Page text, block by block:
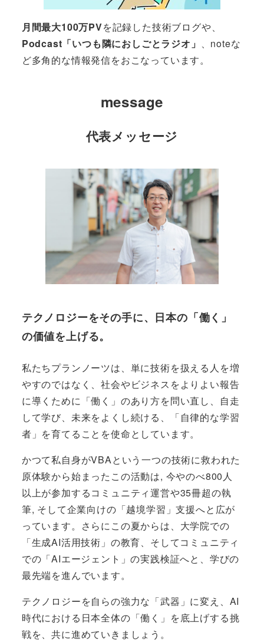
月間最大100万PVを記録した技術ブログや、
Podcast「いつも隣におしごとラジオ」
、noteな
ど多角的な情報発信をおこなっています。
message
代表メッセージ
テクノロジーをその手に、日本の「働く」
の価値を上げる。
私たちプランノーツは、単に技術を扱える人を増
やすのではなく、社会やビジネスをよりよい報告
に導くために「働く」のあり方を問い直し、自走
して学び、未来をよくし続ける、「自律的な学習
者」を育てることを使命としています。
かつて私自身がVBAという一つの技術に救われた
原体験から始まったこの活動は, 今やのべ800人
以上が参加するコミュニティ運営や35冊超の執
筆, そして企業向けの「越境学習」支援へと広が
っています。さらにこの夏からは、大学院での
「生成AI活用技術」の教育、そしてコミュニティ
での「AIエージェント」の実践検証へと、学びの
最先端を進んでいます。
テクノロジーを自らの強力な「武器」に変え、AI
時代における日本全体の「働く」を底上げする挑
戦を、共に進めていきましょう。